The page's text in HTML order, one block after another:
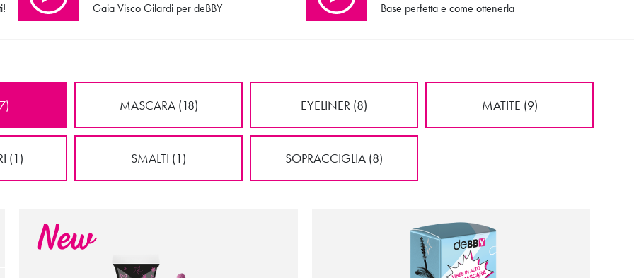
Gaia Visco Gilardi per deBBY Base perfetta e come ottenerla
MASCARA (18) EYELINER (8) MATITE (9)
(1) SMALTI (1) SOPRACCIGLIA (8)